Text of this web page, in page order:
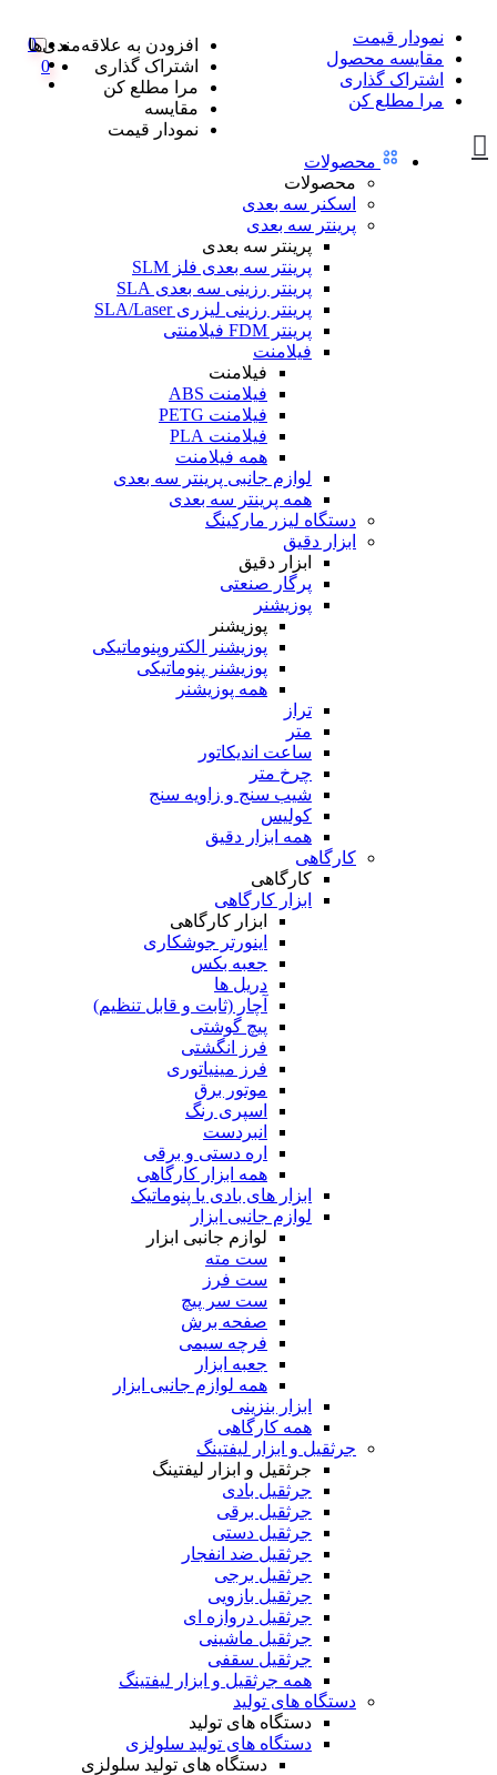
نمودار قیمت
مقایسه محصول
اشتراک گذاری
مرا مطلع کن
0
0
محصولات
محصولات
اسکنر سه بعدی
پرینتر سه بعدی
پرینتر سه بعدی
پرینتر سه بعدی فلز SLM
پرینتر رزینی سه بعدی SLA
پرینتر رزینی لیزری SLA/Laser
پرینتر FDM فیلامنتی
فیلامنت
فیلامنت
فیلامنت ABS
فیلامنت PETG
فیلامنت PLA
همه فیلامنت
لوازم جانبی پرینتر سه بعدی
همه پرینتر سه بعدی
دستگاه لیزر مارکینگ
ابزار دقیق
ابزار دقیق
پرگار صنعتی
پوزیشنر
پوزیشنر
پوزیشنر الکتروپنوماتیکی
پوزیشنر پنوماتیکی
همه پوزیشنر
تراز
متر
ساعت اندیکاتور
چرخ متر
شیب سنج و زاویه سنج
کولیس
همه ابزار دقیق
کارگاهی
کارگاهی
ابزار کارگاهی
ابزار کارگاهی
اینورتر جوشکاری
جعبه بکس
دریل ها
آچار (ثابت و قابل تنظیم)
پیچ گوشتی
فرز انگشتی
فرز مینیاتوری
موتور برق
اسپری رنگ
انبردست
اره دستی و برقی
همه ابزار کارگاهی
ابزار های بادی یا پنوماتیک
لوازم جانبی ابزار
لوازم جانبی ابزار
ست مته
ست فرز
ست سر پیچ
صفحه برش
فرچه سیمی
جعبه ابزار
همه لوازم جانبی ابزار
ابزار بنزینی
همه کارگاهی
جرثقیل و ابزار لیفتینگ
جرثقیل و ابزار لیفتینگ
جرثقیل بادی
جرثقیل برقی
جرثقیل دستی
جرثقیل ضد انفجار
جرثقیل برجی
جرثقیل بازویی
جرثقیل دروازه ای
جرثقیل ماشینی
جرثقیل سقفی
همه جرثقیل و ابزار لیفتینگ
دستگاه های تولید
دستگاه های تولید
دستگاه های تولید سلولزی
دستگاه های تولید سلولزی
افزودن به علاقه‌مندی‌ها
اشتراک گذاری
مرا مطلع کن
مقایسه
نمودار قیمت